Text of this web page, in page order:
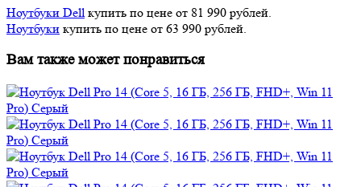
Ноутбуки Dell купить по цене от 81 990 рублей.
Ноутбуки купить по цене от 63 990 рублей.
Вам также может понравиться